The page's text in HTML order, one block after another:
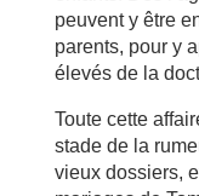
peuvent y être
parents, pour y
élevés de la
Toute cette
stade de la
vieux dossiers,